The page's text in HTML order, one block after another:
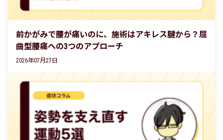
前かがみで腰が痛いのに、施術はアキレス腱から？屈
曲型腰痛への3つのアプローチ
2026年07月27日